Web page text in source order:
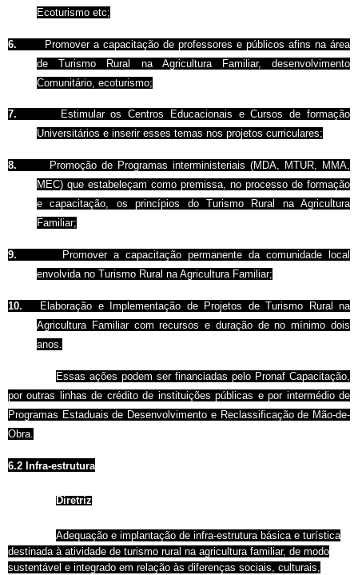
Ecoturismo etc;
6.
Promover a capacitação de professores e públicos afins na área
de Turismo Rural na Agricultura Familiar, desenvolvimento
Comunitário, ecoturismo;
7.
Estimular os Centros Educacionais e Cursos de formação
Universitários e inserir esses temas nos projetos curriculares;
8.
Promoção de Programas interministeriais (MDA, MTUR, MMA,
MEC) que estabeleçam como premissa, no processo de formação
e capacitação, os princípios do Turismo Rural na Agricultura
Familiar;
9.
Promover a capacitação permanente da comunidade local
envolvida no Turismo Rural na Agricultura Familiar;
10.
Elaboração e Implementação de Projetos de Turismo Rural na
Agricultura Familiar com recursos e duração de no mínimo dois
anos.
Essas ações podem ser financiadas pelo Pronaf Capacitação,
por outras linhas de crédito de instituições públicas e por intermédio de
Programas Estaduais de Desenvolvimento e Reclassificação de Mão-de-
Obra.
6.2 Infra-estrutura
Diretriz
Adequação e implantação de infra-estrutura básica e turística
destinada à atividade de turismo rural na agricultura familiar, de modo
sustentável e integrado em relação às diferenças sociais, culturais,